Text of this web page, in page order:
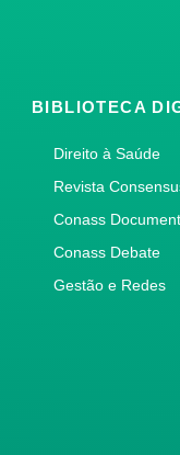
BIBLIOTECA
Direito à Saúde
Revista
Conass
Conass Debate
Gestão e Redes